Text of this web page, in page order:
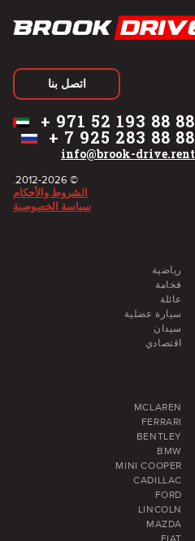
اتصل بنا
info@brook-drive.rent
+ 7 925 283 88 88
+ 971 52 193 88 88
© 2012-2026.
الشروط والأحكام
سياسة الخصوصية
رياضية
فخامة
عائلة
سيارة عضلية
سيدان
اقتصادي
MCLAREN
FERRARI
BENTLEY
BMW
MINI COOPER
CADILLAC
FORD
LINCOLN
MAZDA